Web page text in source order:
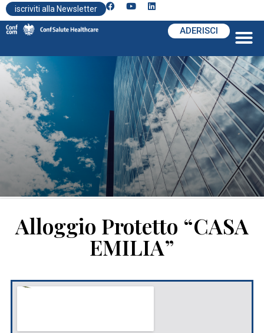
iscriviti alla Newsletter
ADERISCI
Alloggio Protetto “CASA
EMILIA”